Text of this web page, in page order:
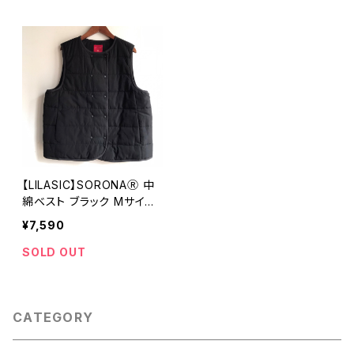
【LILASIC】SORONAⓇ 中
綿ベスト ブラック Mサイズ
SGJT5470【リラシク by
ノースオブジェクト】
¥7,590
SOLD OUT
CATEGORY